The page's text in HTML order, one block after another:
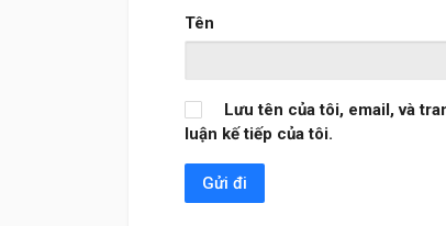
Tên
Lưu tên của tôi, email, và
luận kế tiếp của tôi.